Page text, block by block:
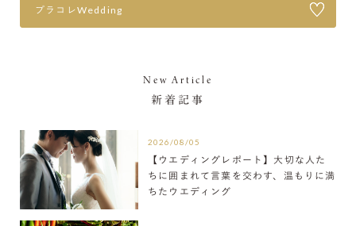
プラコレWedding
New Article
新着記事
2026/08/05
【ウエディングレポート】大切な人た
ちに囲まれて言葉を交わす、温もりに満
ちたウエディング